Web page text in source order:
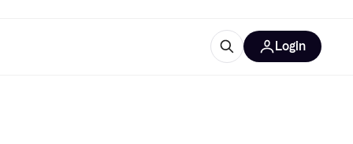
Login